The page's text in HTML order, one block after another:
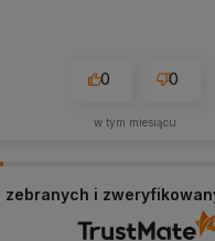
0 0
w tym miesiącu
zebranych i